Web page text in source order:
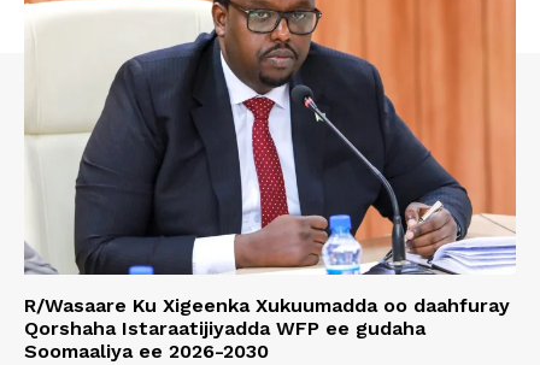
R/Wasaare Ku Xigeenka Xukuumadda oo daahfuray
Qorshaha Istaraatijiyadda WFP ee gudaha
Soomaaliya ee 2026-2030